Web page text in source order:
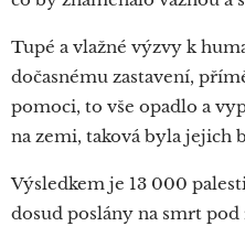
Tupé a vlažné výzvy k
dočasnému zastavení,
pomoci, to vše opadlo a
na zemi, taková byla jejich
Výsledkem je 13 000
dosud poslány na smrt